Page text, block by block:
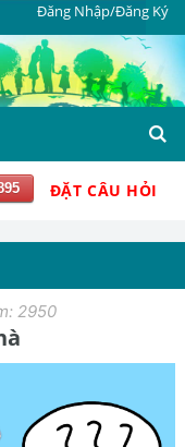
Đăng Nhập/Đăng Ký
ĐẶT CÂU HỎI
2950